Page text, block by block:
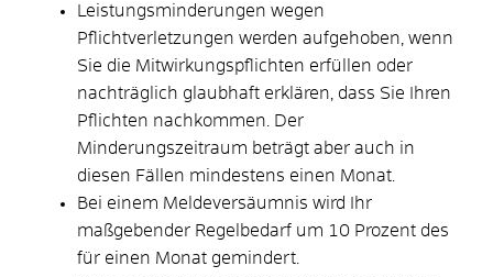
Leistungsminderungen wegen
Pflichtverletzungen werden aufgehoben, wenn
Sie die Mitwirkungspflichten erfüllen oder
nachträglich glaubhaft erklären, dass Sie Ihren
Pflichten nachkommen. Der
Minderungszeitraum beträgt aber auch in
diesen Fällen mindestens einen Monat.
Bei einem Meldeversäumnis wird Ihr
maßgebender Regelbedarf um 10 Prozent des
für einen Monat gemindert.